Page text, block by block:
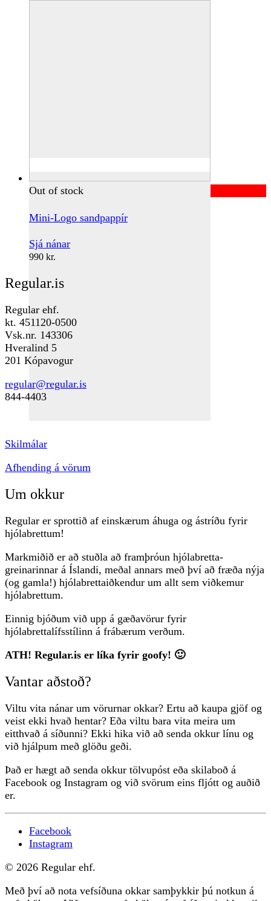
Out of stock
Mini-Logo sandpappír
Sjá nánar
990 kr.
Regular.is
Regular ehf.
kt. 451120-0500
Vsk.nr. 143306
Hveralind 5
201 Kópavogur
regular@regular.is
844-4403
Skilmálar
Afhending á vörum
Um okkur
Regular er sprottið af einskærum áhuga og ástríðu fyrir
hjólabrettum!
Markmiðið er að stuðla að framþróun hjólabretta-
greinarinnar á Íslandi, meðal annars með því að fræða nýja
(og gamla!) hjólabrettaiðkendur um allt sem viðkemur
hjólabrettum.
Einnig bjóðum við upp á gæðavörur fyrir
hjólabrettalífsstílinn á frábærum verðum.
ATH! Regular.is er líka fyrir goofy! 🙂
Vantar aðstoð?
Viltu vita nánar um vörurnar okkar? Ertu að kaupa gjöf og
veist ekki hvað hentar? Eða viltu bara vita meira um
eitthvað á síðunni? Ekki hika við að senda okkur línu og
við hjálpum með glöðu geði.
Það er hægt að senda okkur tölvupóst eða skilaboð á
Facebook og Instagram og við svörum eins fljótt og auðið
er.
Facebook
Instagram
© 2026 Regular ehf.
Með því að nota vefsíðuna okkar samþykkir þú notkun á